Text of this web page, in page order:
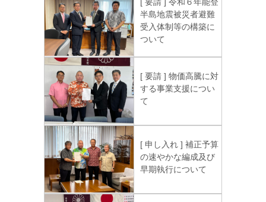
半島地震被災者避難
受入体制等の構築に
ついて
[ 要請 ] 物価高騰に対
する事業支援につい
て
[ 申し入れ ] 補正予算
の速やかな編成及び
早期執行について